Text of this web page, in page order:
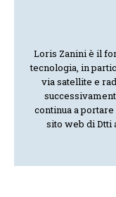
Loris Zanini è il
tecnologia, in
via satellite e
continua a
sito web di Dtti